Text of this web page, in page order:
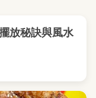
放秘訣與風水